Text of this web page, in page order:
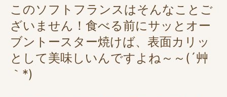
このソフトフランスはそんなことご
ざいません！食べる前にサッとオー
ブントースター焼けば、表面カリッ
として美味しいんですよね～～(´艸
｀*)